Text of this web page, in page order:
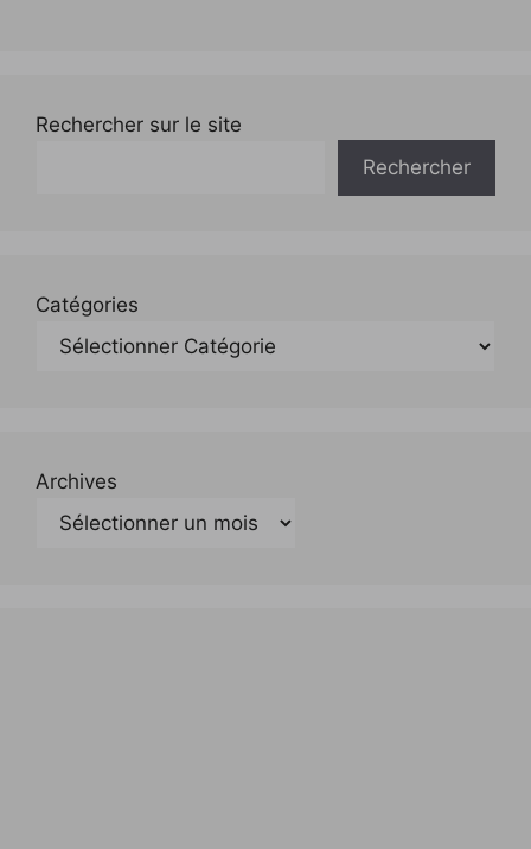
Rechercher sur le site
Rechercher
Catégories
Archives